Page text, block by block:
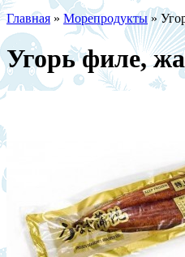
Главная » Морепродукты»
Угорь филе,